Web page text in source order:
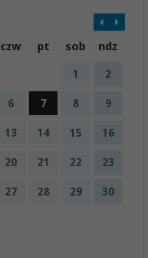
czw pt sob ndz
1 2
6 7 8 9
13 14 15 16
20 21 22 23
27 28 29 30